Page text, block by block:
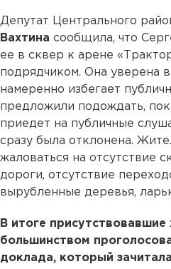
Депутат Центрального
Вахтина сообщила, что
ее в сквер к арене
подрядчиком. Она уверена
намеренно избегает
предложили подождать,
приедет на публичные
сразу была отклонена.
жаловаться на отсутствие
дороги, отсутствие
вырубленные деревья,
В итоге
большинством
доклада, который